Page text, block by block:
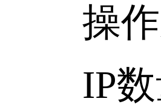
操作系
IP数